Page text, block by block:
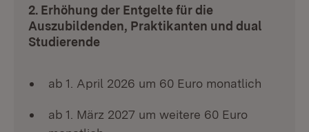
2. Erhöhung der Entgelte für die
Auszubildenden, Praktikanten und dual
Studierende
ab 1. April 2026 um 60 Euro monatlich
ab 1. März 2027 um weitere 60 Euro